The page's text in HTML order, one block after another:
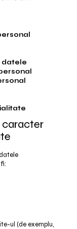
datele
caracter
ul (de exemplu,